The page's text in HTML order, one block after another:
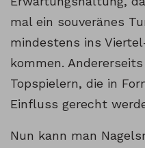
mal ein souveränes
mindestens ins
kommen.
Topspielern, die in
Einfluss gerecht
Nun kann man